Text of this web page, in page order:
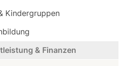
Kindergruppen
& Finanzen